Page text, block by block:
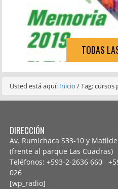
TODAS
Usted está aquí: Inicio/Tag: cursos
DIRECCIÓN
Av. Rumichaca S33-10 y
(frente al parque Las Cuadras)
Teléfonos: +593-2-2636 660
026
[wp_radio]